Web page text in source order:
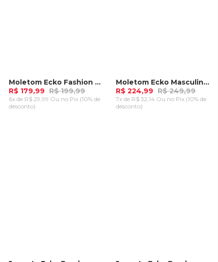
-10%Moletom Ecko Fashion Basic Aberto Pessego
R$ 179,99 R$ 199,99
6x de R$ 29,99 Ou no Pix (10% de
desconto)
-10%Moletom Ecko Masculino Cut New Cinza C/ Vermelho
R$ 224,99 R$ 249,99
7x de R$ 32,14 Ou no Pix (10% de
desconto)